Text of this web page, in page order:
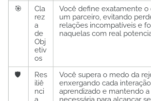
🎯
Cla
rez
a
de
Obj
etiv
os
Você define exatamente o
um parceiro, evitando
relações incompatíveis e
naquelas com real
🛡️
Res
iliê
nci
Você supera o medo da
enxergando cada
aprendizado e mantendo